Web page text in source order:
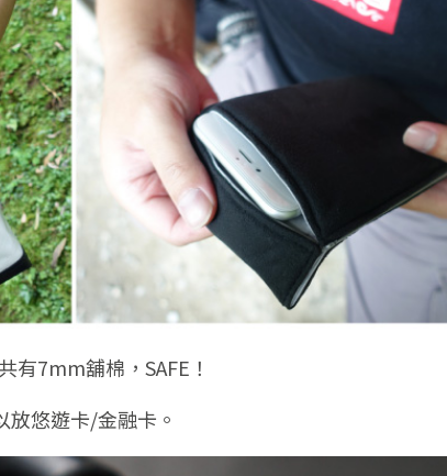
有7mm舖棉，SAFE！
悠遊卡/金融卡。